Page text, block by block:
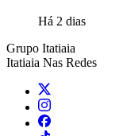
Há 2 dias
Grupo Itatiaia
Itatiaia Nas Redes